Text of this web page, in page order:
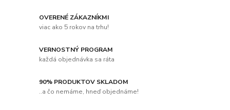
OVERENÉ ZÁKAZNÍKMI
viac ako 5 rokov na trhu!
VERNOSTNÝ PROGRAM
každá objednávka sa ráta
90% PRODUKTOV SKLADOM
..a čo nemáme, hneď objednáme!